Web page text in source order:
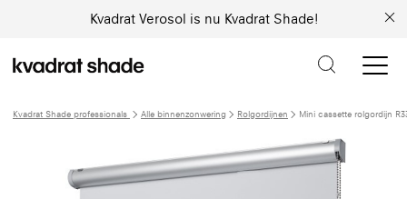
Kvadrat Verosol is nu Kvadrat Shade!
Kvadrat Shade professionals Alle binnenzonwering Rolgordijnen Mini cassette rolgordijn